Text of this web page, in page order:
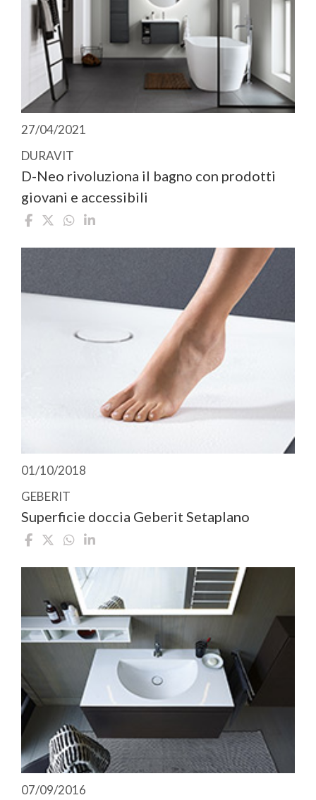
27/04/2021
DURAVIT
D-Neo rivoluziona il bagno con prodotti
giovani e accessibili
01/10/2018
GEBERIT
Superficie doccia Geberit Setaplano
07/09/2016